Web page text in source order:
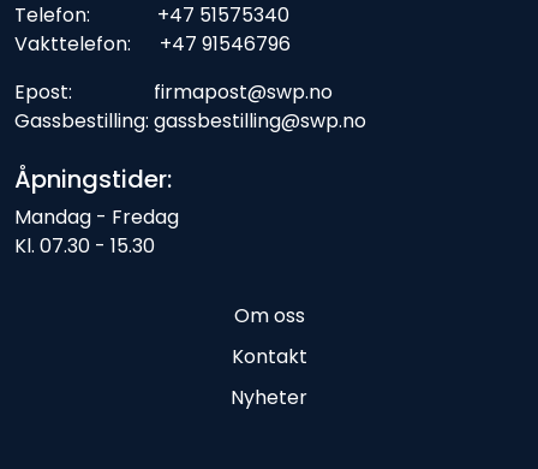
Telefon: +47 51575340
Vakttelefon: +47 91546796
Epost: firmapost@swp.no
Gassbestilling: gassbestilling@swp.no
Åpningstider:
Mandag - Fredag
Kl. 07.30 - 15.30
Om oss
Kontakt
Nyheter